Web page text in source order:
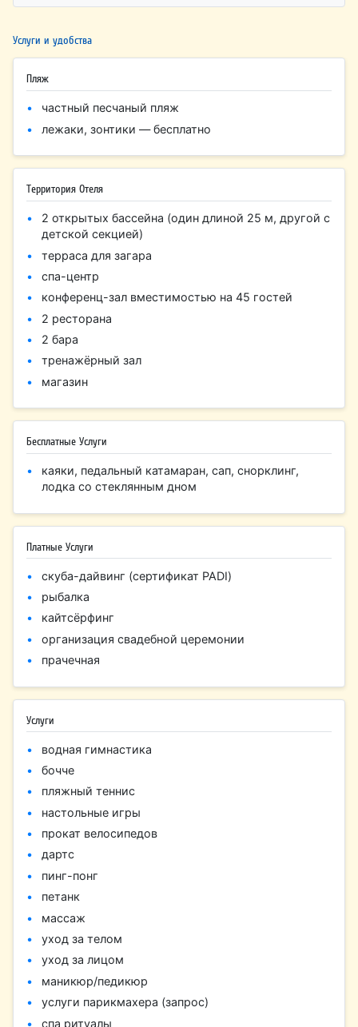
Услуги и удобства
Пляж
частный песчаный пляж
лежаки, зонтики — бесплатно
Территория Отеля
2 открытых бассейна (один длиной 25 м, другой с
детской секцией)
терраса для загара
спа-центр
конференц-зал вместимостью на 45 гостей
2 ресторана
2 бара
тренажёрный зал
магазин
Бесплатные Услуги
каяки, педальный катамаран, сап, снорклинг,
лодка со стеклянным дном
Платные Услуги
скуба-дайвинг (сертификат PADI)
рыбалка
кайтсёрфинг
организация свадебной церемонии
прачечная
Услуги
водная гимнастика
бочче
пляжный теннис
настольные игры
прокат велосипедов
дартс
пинг-понг
петанк
массаж
уход за телом
уход за лицом
маникюр/педикюр
услуги парикмахера (запрос)
спа ритуалы